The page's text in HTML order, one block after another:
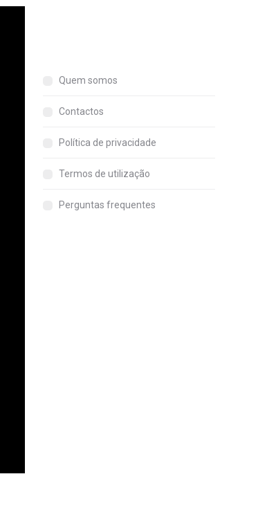
Quem somos
Contactos
Política de privacidade
Termos de utilização
Perguntas frequentes